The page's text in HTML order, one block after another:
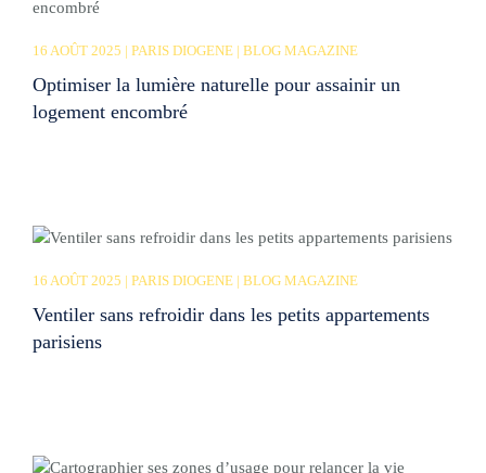
16 AOÛT 2025 | PARIS DIOGENE | BLOG MAGAZINE
Optimiser la lumière naturelle pour assainir un
logement encombré
16 AOÛT 2025 | PARIS DIOGENE | BLOG MAGAZINE
Ventiler sans refroidir dans les petits appartements
parisiens